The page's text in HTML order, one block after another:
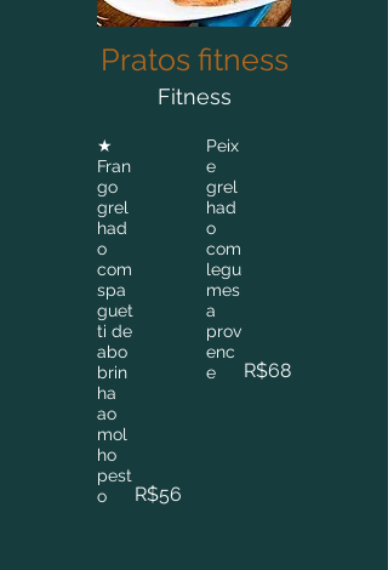
Pratos fitness
Fitness
★
Fran
go
grel
had
o
com
spa
guet
ti de
abo
brin
ha
ao
mol
ho
pest
o
R$56
Peix
e
grel
had
o
com
legu
mes
a
prov
enc
e
R$68